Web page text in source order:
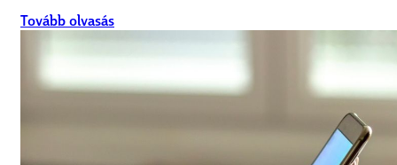
Tovább olvasás